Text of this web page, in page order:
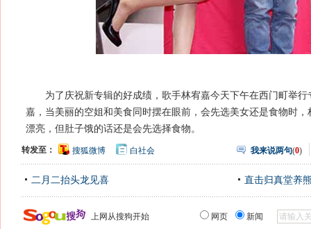
为了庆祝新专辑的好成绩，歌手林宥嘉今天下午在西门町举行
嘉，当美丽的空姐和美食同时摆在眼前，会先选美女还是食物时
漂亮，但肚子饿的话还是会先选择食物。
转发至： 搜狐微博 白社会 我来说两句(0)
二月二抬头龙见喜 直击归真堂养
上网从搜狗开始 网页 新闻